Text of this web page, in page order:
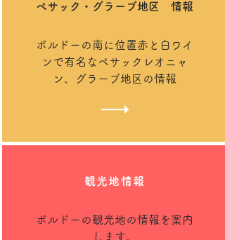
ペサック・グラーブ地区 情報
ボルドーの南に位置赤と白ワイ
ンで有名なペサックレオニャ
ン、グラーブ地区の情報
観光地情報
ボルドーの観光地の情報を案内
します。